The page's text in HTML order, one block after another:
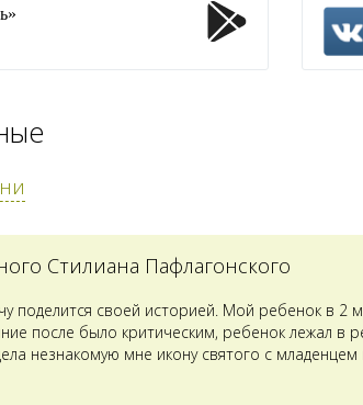
Стилиана Пафлагонского
поделится своей историей. Мой ребенок в 2
после было критическим, ребенок лежал
незнакомую мне икону святого с